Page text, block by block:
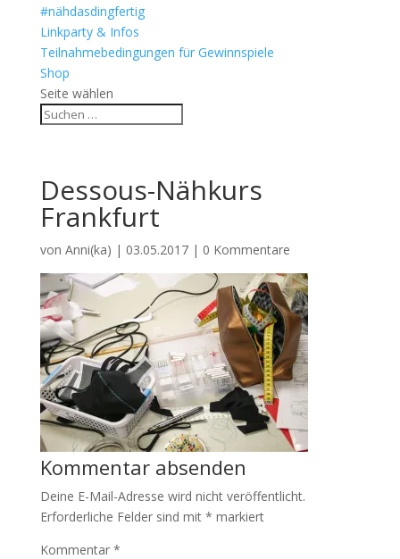
#nähdasdingfertig
Linkparty & Infos
Teilnahmebedingungen für Gewinnspiele
Shop
Seite wählen
Dessous-Nähkurs
Frankfurt
von Anni(ka) | 03.05.2017| 0 Kommentare
Kommentar absenden
Deine E-Mail-Adresse wird nicht veröffentlicht.
Erforderliche Felder sind mit * markiert
Kommentar *